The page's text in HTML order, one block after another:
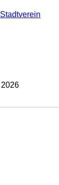
Stadtverein